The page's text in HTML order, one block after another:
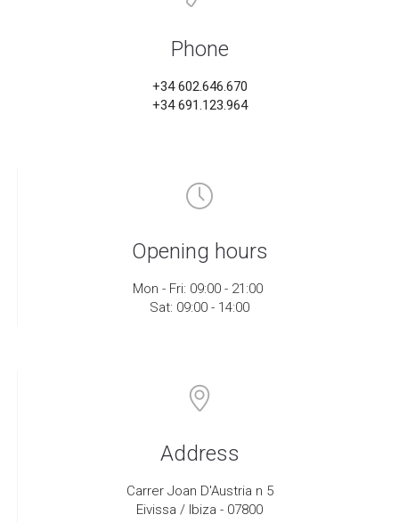
Phone
+34 602.646.670
+34 691.123.964
Opening hours
Mon - Fri: 09:00 - 21:00
Sat: 09:00 - 14:00
Address
Carrer Joan D'Austria n 5
Eivissa / Ibiza - 07800